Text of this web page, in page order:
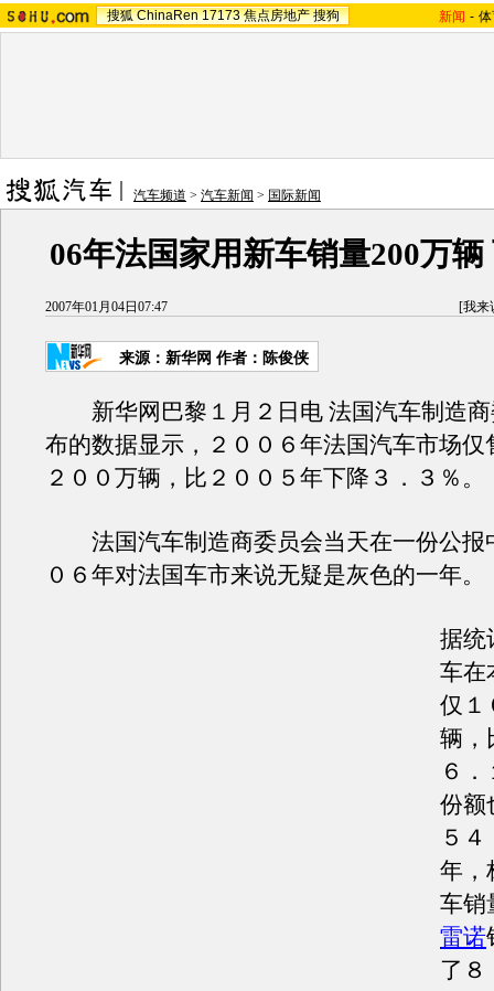
搜狐 ChinaRen 17173 焦点房地产 搜狗 新闻 -
汽车频道 > 汽车新闻 > 国际新闻
06年法国家用新车销量200万
2007年01月04日07:47 [我来
来源：新华网 作者：陈俊侠
新华网巴黎１月２日电 法国汽车制造商
布的数据显示，２００６年法国汽车市场仅
２００万辆，比２００５年下降３．３％。
法国汽车制造商委员会当天在一份公报
０６年对法国车市来说无疑是灰色的一年。
据统
车在
仅１
辆，
６
份额
５
年，
车销
雷诺
了８